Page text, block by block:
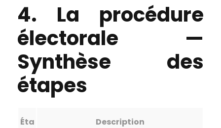
4. La procédure
électorale —
Synthèse des
étapes
Éta
Description